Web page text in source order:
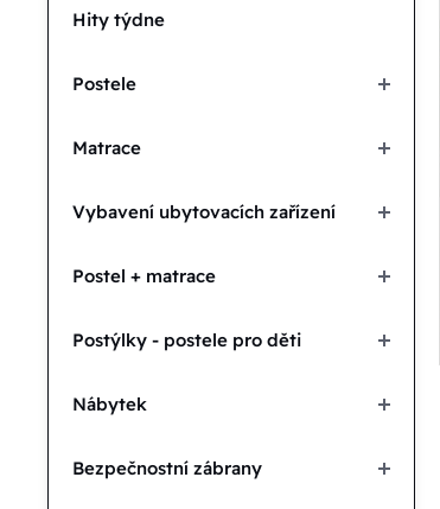
Hity týdne
Postele
Matrace
Vybavení ubytovacích zařízení
Postel + matrace
Postýlky - postele pro děti
Nábytek
Bezpečnostní zábrany